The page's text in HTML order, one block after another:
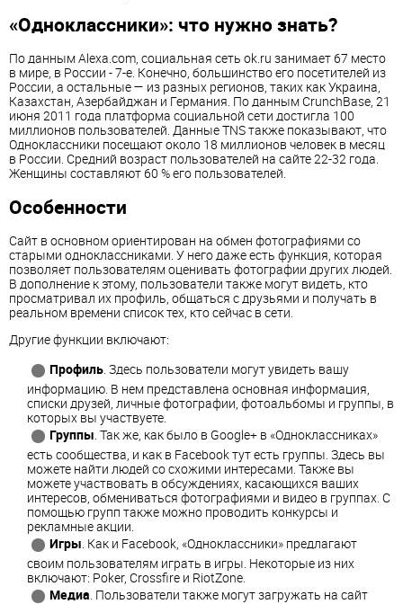
«Одноклассники»: что нужно знать?
По данным Alexa.com, социальная сеть ok.ru занимает 67 место
в мире, в России - 7-е. Конечно, большинство его посетителей из
России, а остальные — из разных регионов, таких как Украина,
Казахстан, Азербайджан и Германия. По данным CrunchBase, 21
июня 2011 года платформа социальной сети достигла 100
миллионов пользователей. Данные TNS также показывают, что
Одноклассники посещают около 18 миллионов человек в месяц
в России. Средний возраст пользователей на сайте 22-32 года.
Женщины составляют 60 % его пользователей.
Особенности
Сайт в основном ориентирован на обмен фотографиями со
старыми одноклассниками. У него даже есть функция, которая
позволяет пользователям оценивать фотографии других людей.
В дополнение к этому, пользователи также могут видеть, кто
просматривал их профиль, общаться с друзьями и получать в
реальном времени список тех, кто сейчас в сети.
Другие функции включают:
Профиль . Здесь пользователи могут увидеть вашу
информацию. В нем представлена основная информация,
списки друзей, личные фотографии, фотоальбомы и группы, в
которых вы участвуете.
Группы . Так же, как было в Google+ в «Одноклассниках»
есть сообщества, и как в Facebook тут есть группы. Здесь вы
можете найти людей со схожими интересами. Также вы
можете участвовать в обсуждениях, касающихся ваших
интересов, обмениваться фотографиями и видео в группах. С
помощью групп также можно проводить конкурсы и
рекламные акции.
Игры . Как и Facebook, «Одноклассники» предлагают
своим пользователям играть в игры. Некоторые из них
включают: Poker, Crossfire и RiotZone.
Медиа . Пользователи также могут загружать на сайт